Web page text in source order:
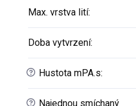
Max. vrstva lití:
Doba vytvrzení:
? Hustota mPA.s:
? Najednou smíchaný